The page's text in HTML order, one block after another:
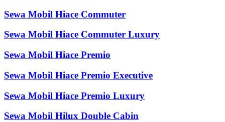
Sewa Mobil Hiace Commuter
Sewa Mobil Hiace Commuter Luxury
Sewa Mobil Hiace Premio
Sewa Mobil Hiace Premio Executive
Sewa Mobil Hiace Premio Luxury
Sewa Mobil Hilux Double Cabin